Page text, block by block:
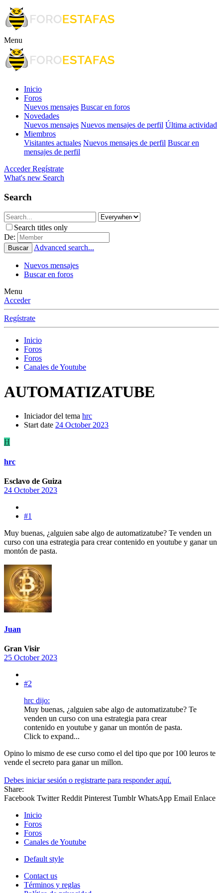
Menu
Inicio
Foros
Nuevos mensajes Buscar en foros
Novedades
Nuevos mensajes Nuevos mensajes de perfil Última actividad
Miembros
Visitantes actuales Nuevos mensajes de perfil Buscar en
mensajes de perfil
Acceder Regístrate
What's new Search
Search
Search titles only
De:
Buscar Advanced search...
Nuevos mensajes
Buscar en foros
Menu
Acceder
Regístrate
Inicio
Foros
Foros
Canales de Youtube
AUTOMATIZATUBE
Iniciador del tema hrc
Start date 24 October 2023
H
hrc
Esclavo de Guiza
24 October 2023
#1
Muy buenas, ¿alguien sabe algo de automatizatube? Te venden un
curso con una estrategia para crear contenido en youtube y ganar un
montón de pasta.
Juan
Gran Visir
25 October 2023
#2
hrc dijo:
Muy buenas, ¿alguien sabe algo de automatizatube? Te
venden un curso con una estrategia para crear
contenido en youtube y ganar un montón de pasta.
Click to expand...
Opino lo mismo de ese curso como el del tipo que por 100 leuros te
vende el secreto para ganar un millon.
Debes iniciar sesión o registrarte para responder aquí.
Share:
Facebook Twitter Reddit Pinterest Tumblr WhatsApp Email Enlace
Inicio
Foros
Foros
Canales de Youtube
Default style
Contact us
Términos y reglas